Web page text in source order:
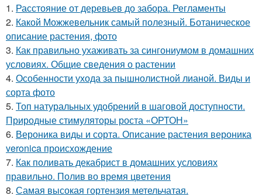
1. Расстояние от деревьев до забора. Регламенты
2. Какой Можжевельник самый полезный. Ботаническое
описание растения, фото
3. Как правильно ухаживать за сингониумом в домашних
условиях. Общие сведения о растении
4. Особенности ухода за пышнолистной лианой. Виды и
сорта фото
5. Топ натуральных удобрений в шаговой доступности.
Природные стимуляторы роста «ОРТОН»
6. Вероника виды и сорта. Описание растения вероника
veronica происхождение
7. Как поливать декабрист в домашних условиях
правильно. Полив во время цветения
8. Самая высокая гортензия метельчатая.